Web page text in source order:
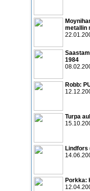
metallin
1984
Robb:
Turpa
Lindfors
Porkka: